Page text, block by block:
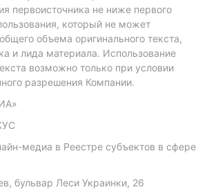
первоисточника не ниже первого
который не может
объема оригинального текста,
и лида материала. Использование
возможно только при условии
разрешения Компании.
медиа в Реестре субъектов в сфере
бульвар Леси Украинки, 26